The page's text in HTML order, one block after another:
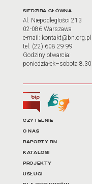
Adres
SIEDZIBA GŁÓWNA
Al. Niepodległości 213
02-086 Warszawa
e-mail: kontakt@bn.org.pl
tel. (22) 608 29 99
Godziny otwarcia:
poniedziałek–sobota
Biuletyn Informacji
Tłumacz języka
Linki do
CZYTELNIE
O NAS
RAPORTY BN
KATALOGI
PROJEKTY
USŁUGI